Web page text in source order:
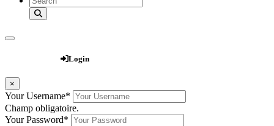
Login
×
Your Username*
Champ obligatoire.
Your Password*